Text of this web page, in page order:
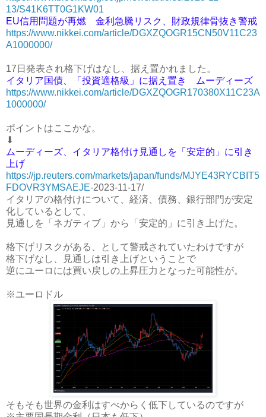
13/S41K6TT0G1KW01
EU信用問題が再燃 金利急騰リスク、財政規律骨抜き警戒
https://www.nikkei.com/article/DGXZQOGR15CN50V11C23
A1000000/
17日発表され格下げはなし、据え置かれました。
イタリア国債、「投資適格級」に据え置き ムーディーズ
https://www.nikkei.com/article/DGXZQOGR170380X11C23A
1000000/
ポイントはここかな。
⬇
ムーディーズ、イタリア格付け見通しを「安定的」に引き
上げ
https://jp.reuters.com/markets/japan/funds/MJYE43RYCBIT5
FDOVR3YMSAEJE-2023-11-17/
イタリアの格付けについて、経済、債務、銀行部門が安定
化しているとして、
見通しを「ネガティブ」から「安定的」に引き上げた。
格下げリスクがある、として警戒されていたわけですが
格下げなし、見通しは引き上げということで
逆にユーロには買い戻しの上昇圧力となった可能性が。
※ユーロドル
そもそも世界の金利はすべからく低下しているのですが